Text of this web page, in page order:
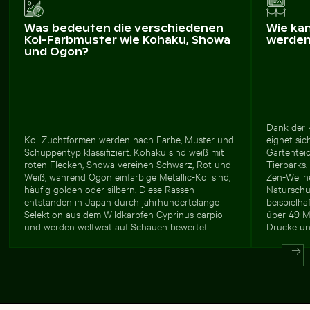
Was bedeuten die verschiedenen
Koi-Farbmuster wie Kohaku, Showa
und Ogon?
Koi-Zuchtformen werden nach Farbe, Muster und
Schuppentyp klassifiziert. Kohaku sind weiß mit
roten Flecken, Showa vereinen Schwarz, Rot und
Weiß, während Ogon einfarbige Metallic-Koi sind,
häufig golden oder silbern. Diese Rassen
entstanden in Japan durch jahrhundertelange
Selektion aus dem Wildkarpfen Cyprinus carpio
und werden weltweit auf Schauen bewertet.
Wie
Dank der
eignet
Zen-
über 49
Drucke